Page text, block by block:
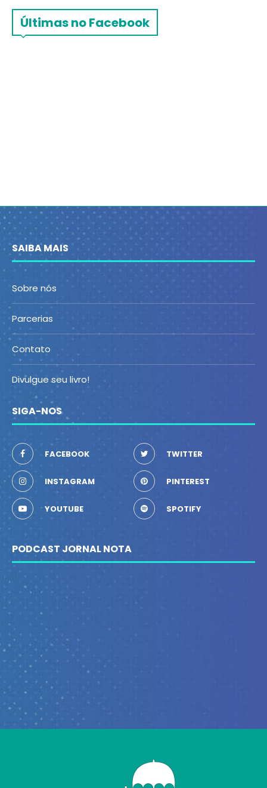
Últimas no Facebook
SAIBA MAIS
Sobre nós
Parcerias
Contato
Divulgue seu livro!
SIGA-NOS
FACEBOOK TWITTER
INSTAGRAM PINTEREST
YOUTUBE SPOTIFY
PODCAST JORNAL NOTA